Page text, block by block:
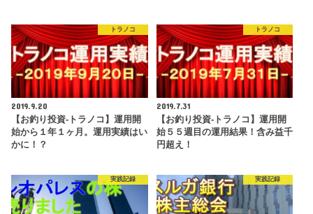
トラノコ
2019.9.20
【お釣り投資-トラノコ】運用開
始から１年１ヶ月。運用実績はい
かに！？
トラノコ
2019.7.31
【お釣り投資-トラノコ】運用開
始５５週目の運用結果！含み益千
円超え！
実践記録 実践記録